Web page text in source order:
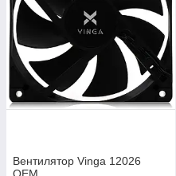
Вентилятор Vinga 12026